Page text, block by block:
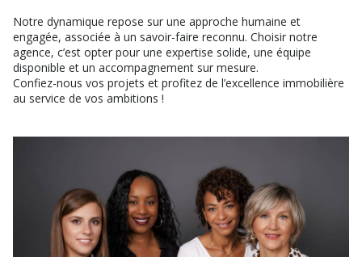
Notre dynamique repose sur une approche humaine et
engagée, associée à un savoir-faire reconnu. Choisir notre
agence, c’est opter pour une expertise solide, une équipe
disponible et un accompagnement sur mesure.
Confiez-nous vos projets et profitez de l’excellence immobilière
au service de vos ambitions !